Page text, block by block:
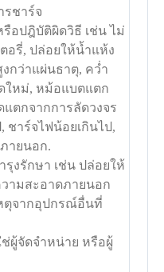
รชาร์จ
อปฎิบัติผิดวิธี เช่น ไม่
อรี่, ปล่อยให้น้ำแห้ง
กว่าแผ่นธาตุ, คว่ำ
ใหม่, หม้อแบตแตก
แตกจากการลัดวงจร
ชาร์จไฟน้อยเกินไป,
ายนอก.
รุงรักษา เช่น ปล่อยให้
ามสะอาดภายนอก
ตุจากอุปกรณ์อื่นที่
ผู้จัดจำหน่าย หรือผู้